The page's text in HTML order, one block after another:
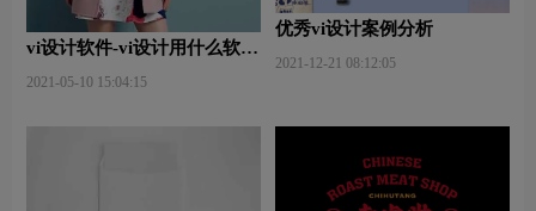
vi设计软件-vi设计用什么软件
2021-05-10 15:04:15
优秀vi设计案例分析
2021-12-21 08:12:05